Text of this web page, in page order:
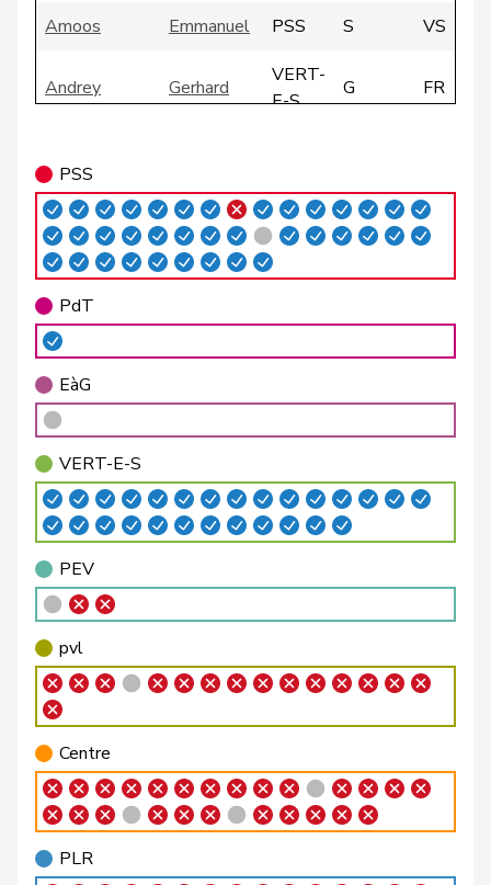
Amoos
Emmanuel PSS S VS
Andrey Gerhard
VERT-
E-S
G FR
Badertscher Christine
VERT-
E-S
G BE
Badran Jacqueline PSS S
ZH
Barrile
Angelo PSS S ZH
Baumann
Bäumle Martin pvl GL
ZH
Bellaiche
Judith pvl GL
ZH
Bendahan
Samuel PSS S
VD
Berthoud
Alexandre PLR RL
VD
Bertschy
Binder-Keller
Marianne Centre M-E
AG
Bircher
Martina UDC V
AG
Birrer-Heimo
Prisca PSS S
LU
Bläsi
Thomas UDC V
GE
Bourgeois
Jacques PLR RL FR
PSS
PdT
EàG
VERT-E-S
PEV
pvl
Centre
PLR